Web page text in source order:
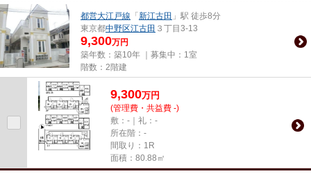
都営大江戸線 「 新江古田 」駅 徒歩8分
東京都中野区江古田 ３丁目3-13
9,300万円
築年数：築10年 ｜募集中： 1室
階数：2階建
9,300万円
(管理費・共益費 -)
敷：-｜礼：-
所在階：-
間取り：1R
面積：80.88㎡